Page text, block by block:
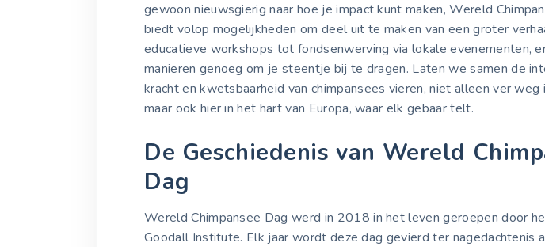
gewoon nieuwsgierig naar hoe je impact kunt maken, Wereld
biedt volop mogelijkheden om deel uit te maken van een groter
educatieve workshops tot fondsenwerving via lokale evenementen,
manieren genoeg om je steentje bij te dragen. Laten we samen de
kracht en kwetsbaarheid van chimpansees vieren, niet alleen ver weg
maar ook hier in het hart van Europa, waar elk gebaar telt.
De Geschiedenis van Wereld
Dag
Wereld Chimpansee Dag werd in 2018 in het leven geroepen door
Goodall Institute. Elk jaar wordt deze dag gevierd ter nagedachtenis